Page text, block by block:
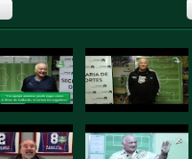
FUI A LA PELOTA